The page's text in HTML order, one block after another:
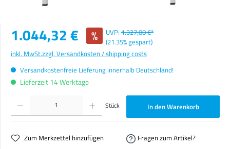
Verkaufspreis:
1.044,32 € % UVP: 1.327,80 €*
(21.35% gespart)
inkl. MwSt.zzgl. Versandkosten / shipping costs
Versandkostenfreie Lieferung innerhalb Deutschland!
Lieferzeit 14 Werktage
Produkt Anzahl: Gib den gewünschten Wert ein oder benutze die Schaltflächen um die Anzahl zu
Stück In den Warenkorb
Zum Merkzettel hinzufügen
Fragen zum Artikel?